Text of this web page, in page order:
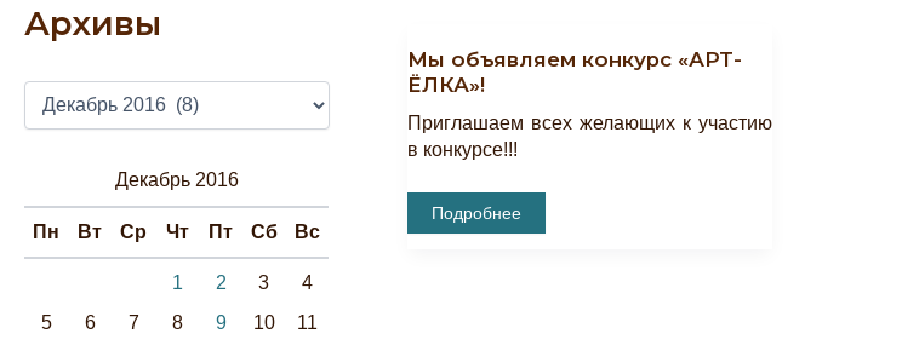
Архивы
Ы
Декабрь 2016
Пн Вт Ср Чт Пт Сб Вс
1 2 3
4
5
6 7 8 9 10
11
Мы объявляем конкурс «АРТ-
ЁЛКА»!
Приглашаем всех желающих к участию
в конкурсе!!!
Мы
Объявляем
Подробнее